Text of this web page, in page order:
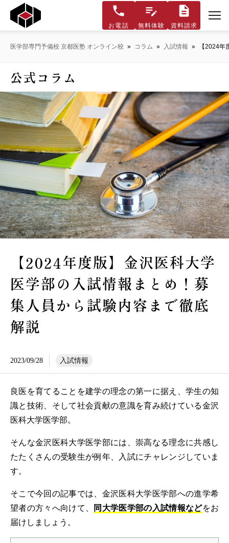
お電話 無料体験 資料請求
医学部専門予備校 京都医塾 オンライン校 » コラム » 入試情報 » 【2024年
公式コラム
【2024年度版】金沢医科大学
医学部の入試情報まとめ！募
集人員から試験内容まで徹底
解説
2023/09/28 入試情報
良医を育てることを建学の理念の第一に据え、学生の知
識と技術、そして社会貢献の意識を育み続けている金沢
医科大学医学部。
そんな金沢医科大学医学部には、崇高なる理念に共感し
たたくさんの受験生が例年、入試にチャレンジしていま
す。
そこで今回の記事では、金沢医科大学医学部への進学希
望者の方々へ向けて、 同大学医学部の入試情報などをお
届けしましょう。